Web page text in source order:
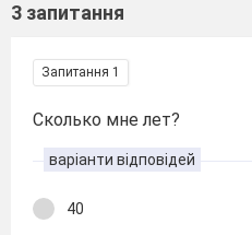
3 запитання
Запитання 1
Сколько мне лет?
варіанти відповідей
40